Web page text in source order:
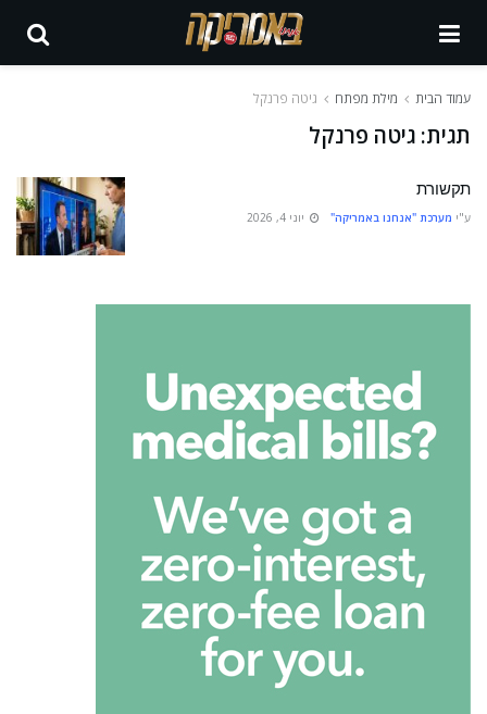
עמוד הבית מילת מפתח גיטה פרנקל
תגית: גיטה פרנקל
תקשורת
ע"י מערכת "אנחנו באמריקה" יוני 4, 2026